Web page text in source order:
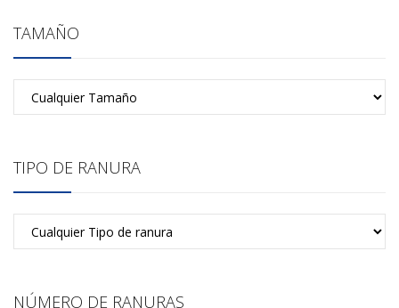
TAMAÑO
TIPO DE RANURA
NÚMERO DE RANURAS